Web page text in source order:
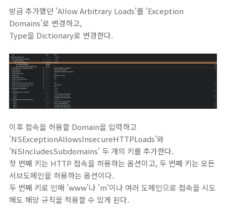
방금 추가했던 'Allow Arbitrary Loads'를 'Exception
Domains'로 변경하고,
Type을 Dictionary로 변경한다.
이후 접속을 허용할 Domain을 입력하고
'NSExceptionAllowsInsecureHTTPLoads'와
'NSIncludesSubdomains' 두 개의 키를 추가한다.
첫 번째 키는 HTTP 접속을 허용하는 옵션이고, 두 번째 키는 모든
서브도메인을 허용하는 옵션이다.
두 번째 키로 인해 'www'나 'm'이나 여러 도메인으로 접속을 시도
해도 해당 규칙을 적용할 수 있게 된다.